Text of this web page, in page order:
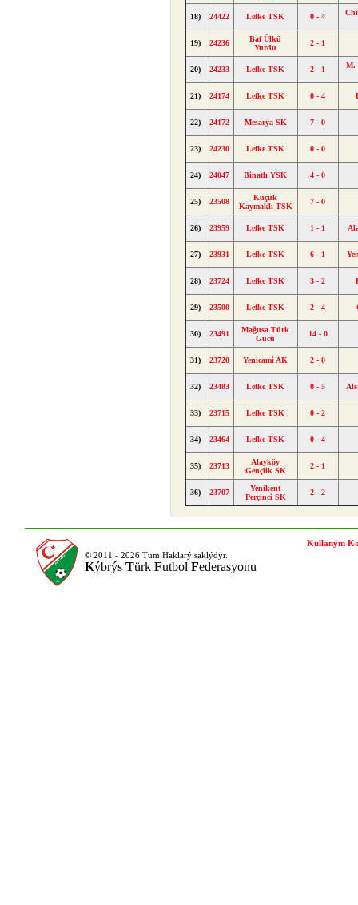
18) 24422 Lefke TSK 0 - 4
19) 24236
Baf Ülkü
Yurdu
2 - 1
20) 24233 Lefke TSK 2 - 1 M.
21) 24174 Lefke TSK 0 - 4
22) 24172 Mesarya SK 7 - 0
23) 24230 Lefke TSK 0 - 0
24) 24047 Binatlı YSK 4 - 0
25) 23508
Küçük
Kaymaklı TSK
7 - 0
26) 23959 Lefke TSK 1 - 1
27) 23931 Lefke TSK 6 - 1
28) 23724 Lefke TSK 3 - 2
29) 23500 Lefke TSK 2 - 4
30) 23491
Mağusa Türk
Gücü
14 - 0
31) 23720 Yenicami AK 2 - 0
32) 23483 Lefke TSK 0 - 5
33) 23715 Lefke TSK 0 - 2
34) 23464 Lefke TSK 0 - 4
35) 23713
Alayköy
Gençlik SK
2 - 1
36) 23707
Yenikent
Perçinci SK
2 - 2
© 2011 - 2026 Tüm Haklarý saklýdýr.
Kýbrýs Türk Futbol Federasyonu
Kullaným